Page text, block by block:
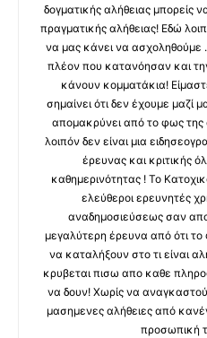
δογματικής αλήθειας μπορείς
πραγματικής αλήθειας! Εδώ
να μας κάνει να ασχοληθούμε
πλέον που κατανόησαν και
κάνουν κομματάκια!
σημαίνει ότι δεν έχουμε μαζί
απομακρύνει από το φως της
λοιπόν δεν είναι μια
έρευνας και κριτικής
καθημερινότητας ! Το
ελεύθεροι ερευνητές
αναδημοσιεύσεως σαν
μεγαλύτερη έρευνα από ότι
να καταλήξουν στο τι είναι
κρυβεται πισω απο καθε
να δουν! Χωρίς να
μασημενες αλήθειες από
προσωπική